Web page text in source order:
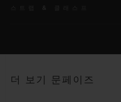
약 50시간
스트랩
더 보기 문페이즈